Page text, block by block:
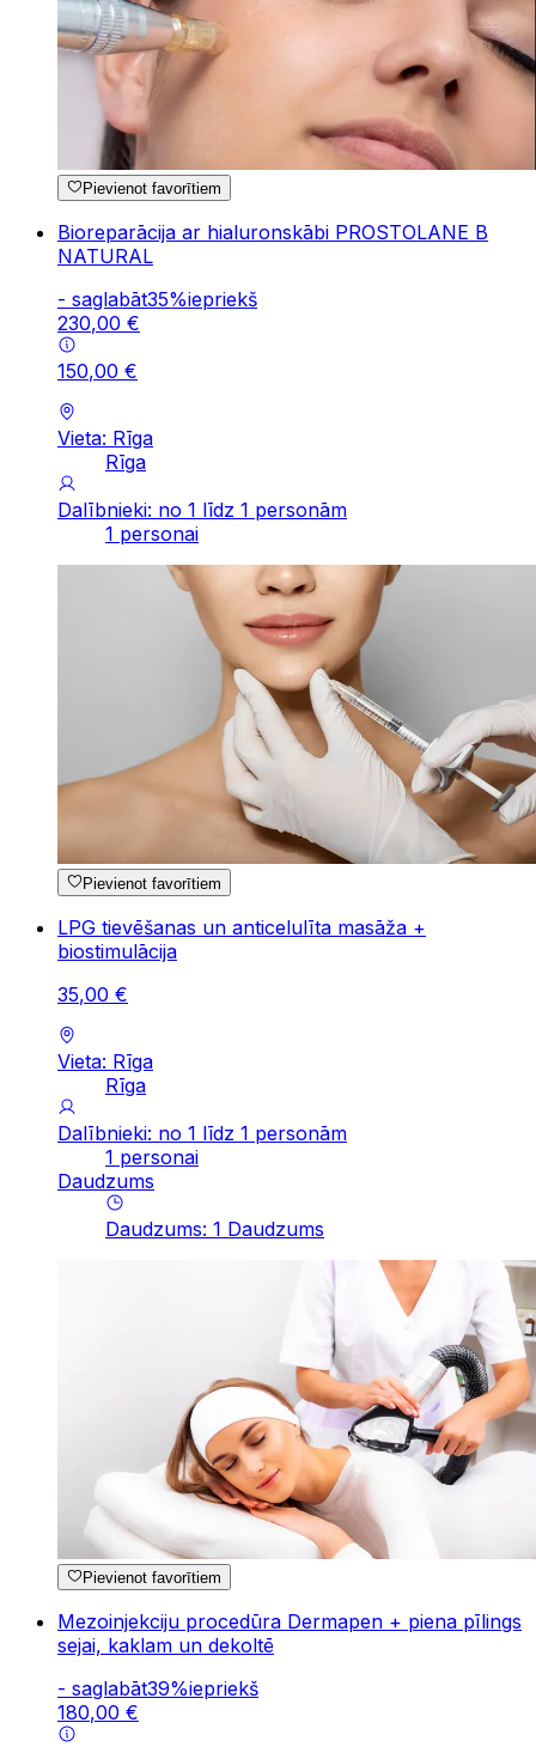
Pievienot favorītiem
Bioreparācija ar hialuronskābi PROSTOLANE B
NATURAL
- saglabāt35%iepriekš
230,00 €
150,00 €
Vieta: Rīga
Rīga
Dalībnieki: no 1 līdz 1 personām
1 personai
Pievienot favorītiem
LPG tievēšanas un anticelulīta masāža +
biostimulācija
35,00 €
Vieta: Rīga
Rīga
Dalībnieki: no 1 līdz 1 personām
1 personai
Daudzums
Daudzums: 1 Daudzums
Pievienot favorītiem
Mezoinjekciju procedūra Dermapen + piena pīlings
sejai, kaklam un dekoltē
- saglabāt39%iepriekš
180,00 €